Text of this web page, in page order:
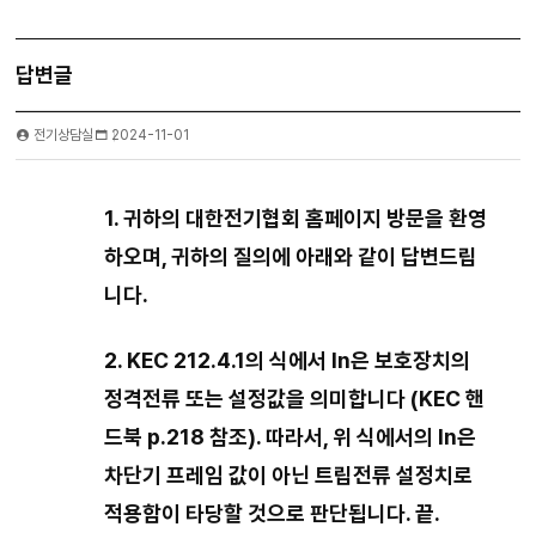
답변글
전기상담실 2024-11-01
1.귀하의 대한전기협회 홈페이지 방문을 환영
하오며 ,귀하의 질의에 아래와 같이 답변드립
니다.
2. KEC 212.4.1의 식에서 In은 보호장치의
정격전류 또는 설정값을 의미합니다 (KEC핸
드북 p.218참조).따라서 위 식에서의 In은
차단기 프레임 값이 아닌 트립전류 설정치로
적용함이 타당할 것으로 판단됩니다.끝.